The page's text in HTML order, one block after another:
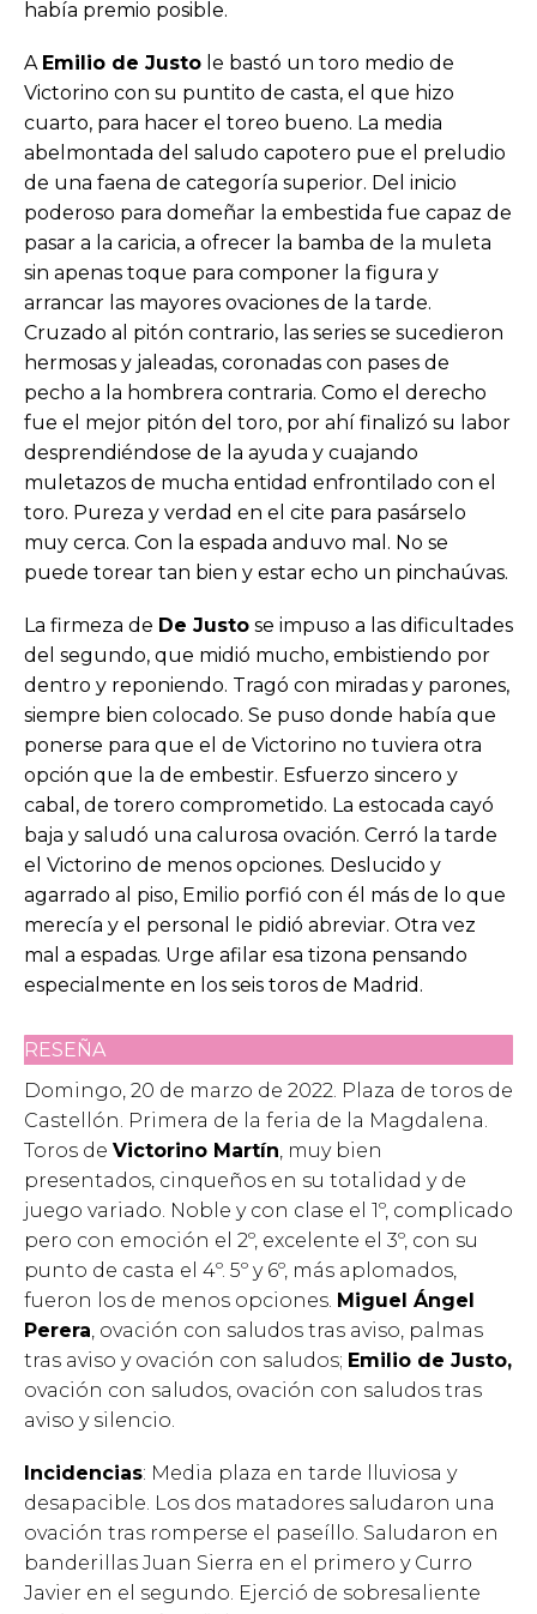
había premio posible.
A Emilio de Justo le bastó un toro medio de
Victorino con su puntito de casta, el que hizo
cuarto, para hacer el toreo bueno. La media
abelmontada del saludo capotero pue el preludio
de una faena de categoría superior. Del inicio
poderoso para domeñar la embestida fue capaz de
pasar a la caricia, a ofrecer la bamba de la muleta
sin apenas toque para componer la figura y
arrancar las mayores ovaciones de la tarde.
Cruzado al pitón contrario, las series se sucedieron
hermosas y jaleadas, coronadas con pases de
pecho a la hombrera contraria. Como el derecho
fue el mejor pitón del toro, por ahí finalizó su labor
desprendiéndose de la ayuda y cuajando
muletazos de mucha entidad enfrontilado con el
toro. Pureza y verdad en el cite para pasárselo
muy cerca. Con la espada anduvo mal. No se
puede torear tan bien y estar echo un pinchaúvas.
La firmeza de De Justo se impuso a las dificultades
del segundo, que midió mucho, embistiendo por
dentro y reponiendo. Tragó con miradas y parones,
siempre bien colocado. Se puso donde había que
ponerse para que el de Victorino no tuviera otra
opción que la de embestir. Esfuerzo sincero y
cabal, de torero comprometido. La estocada cayó
baja y saludó una calurosa ovación. Cerró la tarde
el Victorino de menos opciones. Deslucido y
agarrado al piso, Emilio porfió con él más de lo que
merecía y el personal le pidió abreviar. Otra vez
mal a espadas. Urge afilar esa tizona pensando
especialmente en los seis toros de Madrid.
RESEÑA
Domingo, 20 de marzo de 2022. Plaza de toros de
Castellón. Primera de la feria de la Magdalena.
Toros de Victorino Martín, muy bien
presentados, cinqueños en su totalidad y de
juego variado. Noble y con clase el 1º, complicado
pero con emoción el 2º, excelente el 3º, con su
punto de casta el 4º. 5º y 6º, más aplomados,
fueron los de menos opciones. Miguel Ángel
Perera, ovación con saludos tras aviso, palmas
tras aviso y ovación con saludos; Emilio de Justo,
ovación con saludos, ovación con saludos tras
aviso y silencio.
Incidencias: Media plaza en tarde lluviosa y
desapacible. Los dos matadores saludaron una
ovación tras romperse el paseíllo. Saludaron en
banderillas Juan Sierra en el primero y Curro
Javier en el segundo. Ejerció de sobresaliente